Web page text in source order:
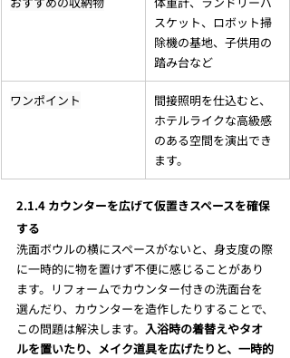
スケット、ロボット掃
除機の基地、子供用の
踏み台など
ワンポイント
間接照明を仕込むと、
ホテルライクな高級感
のある空間を演出でき
ます。
2.1.4 カウンターを広げて仮置きスペースを確保
する
洗面ボウルの横にスペースがないと、身支度の際
に一時的に物を置けず不便に感じることがあり
ます。リフォームでカウンター付きの洗面台を
選んだり、カウンターを造作したりすることで、
この問題は解決します。 入浴時の着替えやタオ
ルを置いたり、メイク道具を広げたりと、一時的